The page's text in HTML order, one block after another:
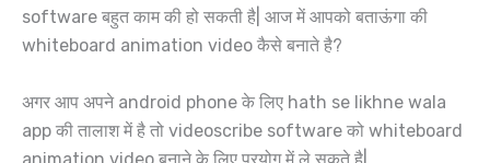
software बहुत काम की हो सकती है| आज में आपको बताऊंगा की
whiteboard animation video कैसे बनाते है?
अगर आप अपने android phone के लिए hath se likhne wala
app की तालाश में है तो videoscribe software को whiteboard
animation video बनाने के लिए प्रयोग में ले सकते है|